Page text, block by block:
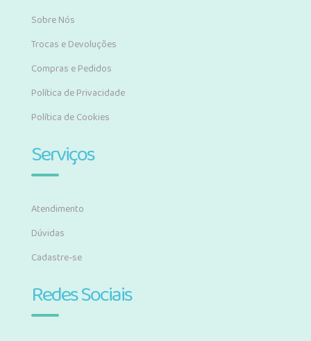
Sobre Nós
Trocas e Devoluções
Compras e Pedidos
Política de Privacidade
Política de Cookies
Serviços
Atendimento
Dúvidas
Cadastre-se
Redes Sociais